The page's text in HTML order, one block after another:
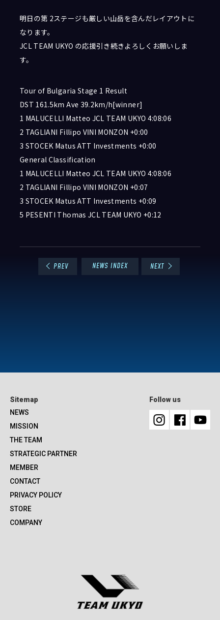
明日の第 2ステージも厳しい山岳を含んだレイアウトに
なります。
JCL TEAM UKYO の応援引き続きよろしくお願いしま
す。
Tour of Bulgaria Stage 1 Result
DST 161.5km Ave 39.2km/h[winner]
1 MALUCELLI Matteo JCL TEAM UKYO 4:08:06
2 TAGLIANI Fillipo VINI MONZON +0:00
3 STOCEK Matus ATT Investments +0:00
General Classification
1 MALUCELLI Matteo JCL TEAM UKYO 4:08:06
2 TAGLIANI Fillipo VINI MONZON +0:07
3 STOCEK Matus ATT Investments +0:09
5 PESENTI Thomas JCL TEAM UKYO +0:12
PREV NEWS INDEX NEXT
Sitemap
NEWS
MISSION
THE TEAM
STRATEGIC PARTNER
MEMBER
CONTACT
PRIVACY POLICY
STORE
COMPANY
Follow us